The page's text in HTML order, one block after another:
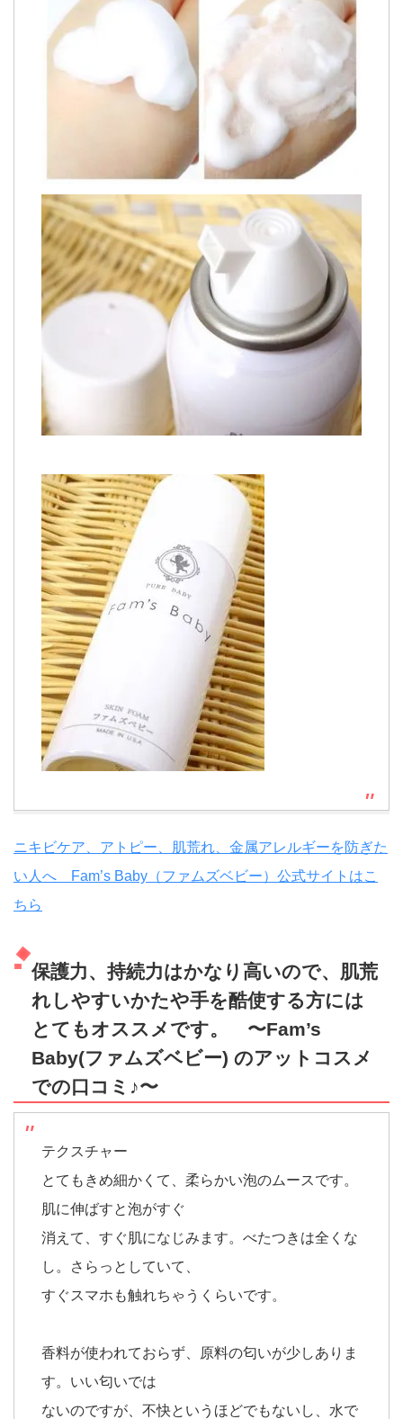
ニキビケア、アトピー、肌荒れ、金属アレルギーを防ぎた
い人へ Fam’s Baby（ファムズベビー）公式サイトはこ
ちら
保護力、持続力はかなり高いので、肌荒
れしやすいかたや手を酷使する方には
とてもオススメです。 〜Fam’s
Baby(ファムズベビー) のアットコスメ
での口コミ♪〜
テクスチャー
とてもきめ細かくて、柔らかい泡のムースです。
肌に伸ばすと泡がすぐ
消えて、すぐ肌になじみます。べたつきは全くな
し。さらっとしていて、
すぐスマホも触れちゃうくらいです。
香料が使われておらず、原料の匂いが少しありま
す。いい匂いでは
ないのですが、不快というほどでもないし、水で